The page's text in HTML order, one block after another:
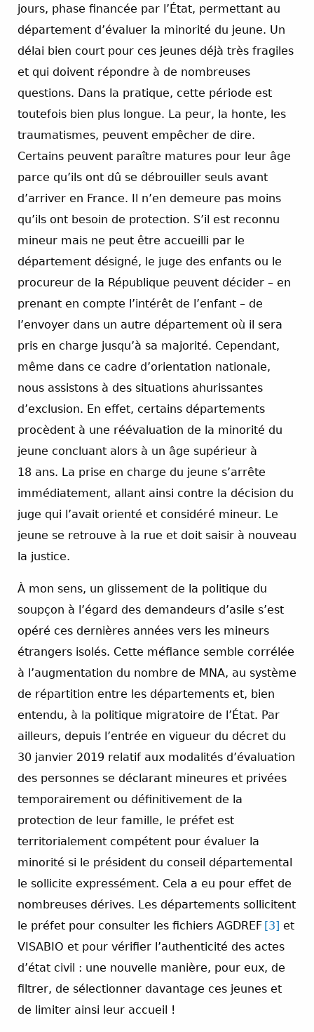
jours, phase financée par l’État, permettant au
département d’évaluer la minorité du jeune. Un
délai bien court pour ces jeunes déjà très fragiles
et qui doivent répondre à de nombreuses
questions. Dans la pratique, cette période est
toutefois bien plus longue. La peur, la honte, les
traumatismes, peuvent empêcher de dire.
Certains peuvent paraître matures pour leur âge
parce qu’ils ont dû se débrouiller seuls avant
d’arriver en France. Il n’en demeure pas moins
qu’ils ont besoin de protection. S’il est reconnu
mineur mais ne peut être accueilli par le
département désigné, le juge des enfants ou le
procureur de la République peuvent décider – en
prenant en compte l’intérêt de l’enfant – de
l’envoyer dans un autre département où il sera
pris en charge jusqu’à sa majorité. Cependant,
même dans ce cadre d’orientation nationale,
nous assistons à des situations ahurissantes
d’exclusion. En effet, certains départements
procèdent à une réévaluation de la minorité du
jeune concluant alors à un âge supérieur à
18 ans. La prise en charge du jeune s’arrête
immédiatement, allant ainsi contre la décision du
juge qui l’avait orienté et considéré mineur. Le
jeune se retrouve à la rue et doit saisir à nouveau
la justice.
À mon sens, un glissement de la politique du
soupçon à l’égard des demandeurs d’asile s’est
opéré ces dernières années vers les mineurs
étrangers isolés. Cette méfiance semble corrélée
à l’augmentation du nombre de MNA, au système
de répartition entre les départements et, bien
entendu, à la politique migratoire de l’État. Par
ailleurs, depuis l’entrée en vigueur du décret du
30 janvier 2019 relatif aux modalités d’évaluation
des personnes se déclarant mineures et privées
temporairement ou définitivement de la
protection de leur famille, le préfet est
territorialement compétent pour évaluer la
minorité si le président du conseil départemental
le sollicite expressément. Cela a eu pour effet de
nombreuses dérives. Les départements sollicitent
le préfet pour consulter les fichiers AGDREF [3] et
VISABIO et pour vérifier l’authenticité des actes
d’état civil : une nouvelle manière, pour eux, de
filtrer, de sélectionner davantage ces jeunes et
de limiter ainsi leur accueil !